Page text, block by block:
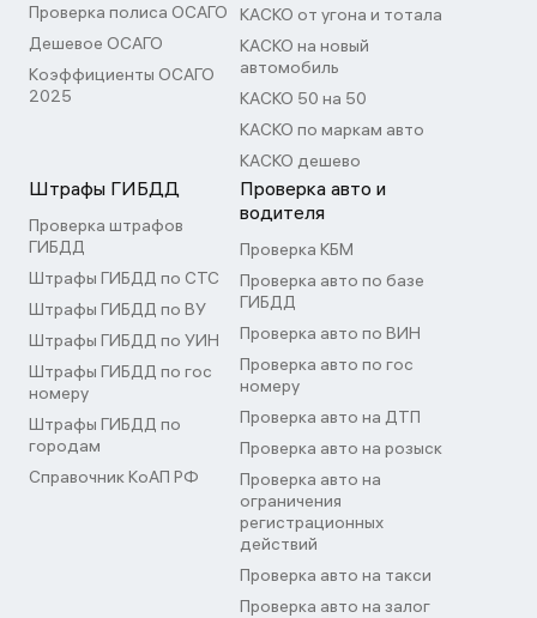
Проверка полиса ОСАГО
Дешевое ОСАГО
Коэффициенты ОСАГО
2025
КАСКО от угона и тотала
КАСКО на новый
автомобиль
КАСКО 50 на 50
КАСКО по маркам авто
КАСКО дешево
Штрафы ГИБДД
Проверка штрафов
ГИБДД
Штрафы ГИБДД по СТС
Штрафы ГИБДД по ВУ
Штрафы ГИБДД по УИН
Штрафы ГИБДД по гос
номеру
Штрафы ГИБДД по
городам
Справочник КоАП РФ
Проверка авто и
водителя
Проверка КБМ
Проверка авто по базе
ГИБДД
Проверка авто по ВИН
Проверка авто по гос
номеру
Проверка авто на ДТП
Проверка авто на розыск
Проверка авто на
ограничения
регистрационных
действий
Проверка авто на такси
Проверка авто на залог